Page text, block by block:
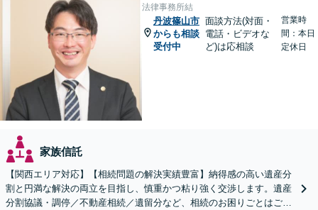
法律事務所結
丹波篠山市
からも相談
受付中
面談方法(対面・
電話・ビデオな
ど)は応相談
営業時
間：本日
定休日
家族信託
【関西エリア対応】【相続問題の解決実績豊富】納得感の高い遺産分
割と円満な解決の両立を目指し、慎重かつ粘り強く交渉します。遺産
分割協議・調停／不動産相続／遺留分など、相続のお困りごとはご相